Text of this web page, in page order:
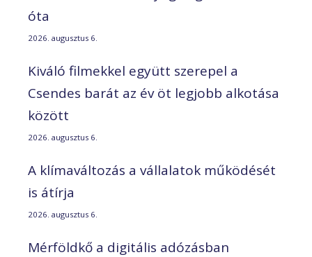
óta
2026. augusztus 6.
Kiváló filmekkel együtt szerepel a
Csendes barát az év öt legjobb alkotása
között
2026. augusztus 6.
A klímaváltozás a vállalatok működését
is átírja
2026. augusztus 6.
Mérföldkő a digitális adózásban